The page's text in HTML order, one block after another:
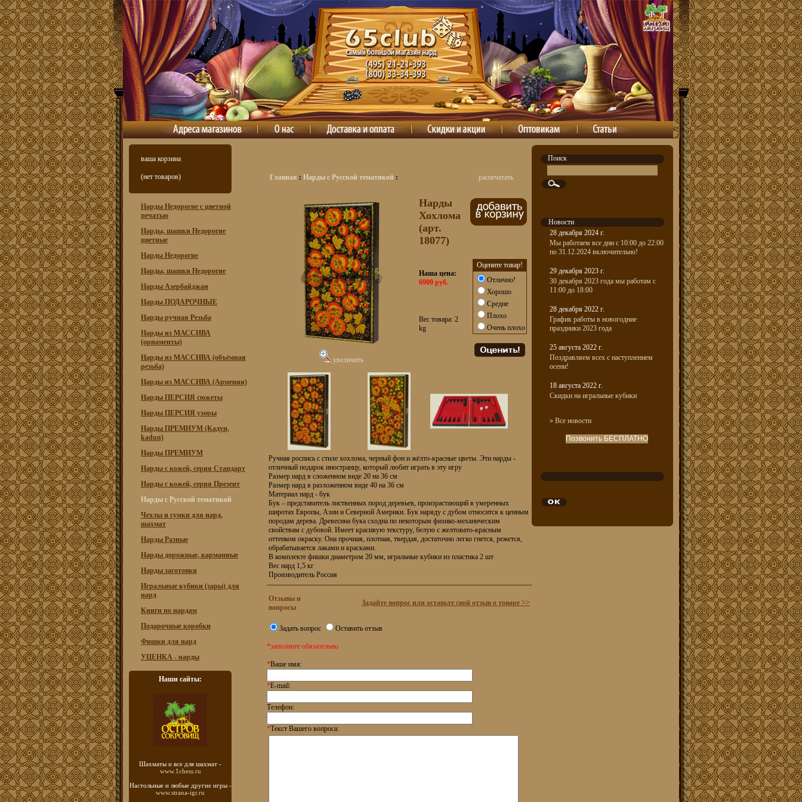
ваша корзина
(нет товаров)
Нарды Недорогие с цветной
печатью
Нарды, шашки Недорогие
цветные
Нарды Недорогие
Нарды, шашки Недорогие
Нарды Азербайджан
Нарды ПОДАРОЧНЫЕ
Нарды ручная Резьба
Нарды из МАССИВА
(орнаменты)
Нарды из МАССИВА (объёмная
резьба)
Нарды из МАССИВА (Армения)
Нарды ПЕРСИЯ сюжеты
Нарды ПЕРСИЯ узоры
Нарды ПРЕМИУМ (Кадун,
kadun)
Нарды ПРЕМИУМ
Нарды с кожей, серия Стандарт
Нарды с кожей, серия Презент
Нарды с Русской тематикой
Чехлы и сумки для нард,
шахмат
Нарды Разные
Нарды дорожные, карманные
Нарды заготовки
Игральные кубики (зары) для
нард
Книги по нардам
Подарочные коробки
Фишки для нард
УЦЕНКА - нарды
Наши сайты:
Шахматы и все для шахмат -
www.1chess.ru
Настольные и любые другие игры -
www.strana-igr.ru
Главная : Нарды с Русской тематикой : распечатать
увеличить
Нарды
Хохлома
(арт.
18077)
Наша цена:
6900 руб.
Оцените товар!
Отлично!
Хорошо
Средне
Плохо
Очень плохо
Вес товара: 2
kg
Ручная роспись с стиле хохлома, черный фон и жёлто-красные цветы. Эти нарды -
отличный подарок иностранцу, который любит играть в эту игру
Размер нард в сложенном виде 20 на 36 см
Размер нард в разложенном виде 40 на 36 см
Материал нард - бук
Бук – представитель лиственных пород деревьев, произрастающий в умеренных
широтах Европы, Азии и Северной Америки. Бук наряду с дубом относится к ценным
породам дерева. Древесина бука сходна по некоторым физико-механическим
свойствам с дубовой. Имеет красивую текстуру, белую с желтовато-красным
оттенком окраску. Она прочная, плотная, твердая, достаточно легко гнется, режется,
обрабатывается лаками и красками.
В комплекте фишки диаметром 20 мм, игральные кубики из пластика 2 шт
Вес нард 1,5 кг
Производитель Россия
Отзывы и
вопросы
Задайте вопрос или оставьте свой отзыв о товаре >>
Задать вопрос Оставить отзыв
*заполните обязательно
*Ваше имя:
*E-mail:
Телефон:
*Текст Вашего вопроса:
Поиск
Новости
28 декабря 2024 г.
Мы работаем все дни с 10:00 до 22:00
по 31.12.2024 включительно!
29 декабря 2023 г.
30 декабря 2023 года мы работам с
11:00 до 18:00
28 декабря 2022 г.
График работы в новогодние
праздники 2023 года
25 августа 2022 г.
Поздравляем всех с наступлением
осени!
18 августа 2022 г.
Скидки на игральные кубики
» Все новости
Позвонить БЕСПЛАТНО